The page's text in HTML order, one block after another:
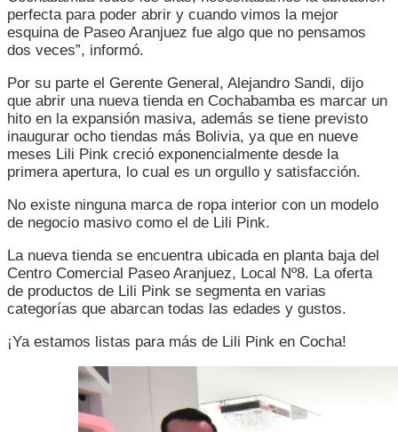
perfecta para poder abrir y cuando vimos la mejor
esquina de Paseo Aranjuez fue algo que no pensamos
dos veces”, informó.
Por su parte el Gerente General, Alejandro Sandi, dijo
que abrir una nueva tienda en Cochabamba es marcar un
hito en la expansión masiva, además se tiene previsto
inaugurar ocho tiendas más Bolivia, ya que en nueve
meses Lili Pink creció exponencialmente desde la
primera apertura, lo cual es un orgullo y satisfacción.
No existe ninguna marca de ropa interior con un modelo
de negocio masivo como el de Lili Pink.
La nueva tienda se encuentra ubicada en planta baja del
Centro Comercial Paseo Aranjuez, Local Nº8. La oferta
de productos de Lili Pink se segmenta en varias
categorías que abarcan todas las edades y gustos.
¡Ya estamos listas para más de Lili Pink en Cocha!